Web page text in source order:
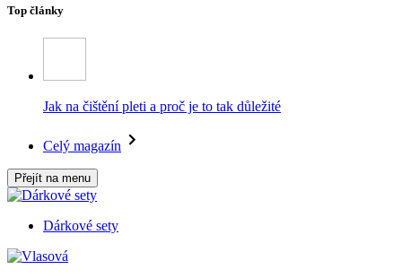
Top články
Jak na čištění pleti a proč je to tak důležité
Celý magazín
Přejít na menu
Dárkové sety